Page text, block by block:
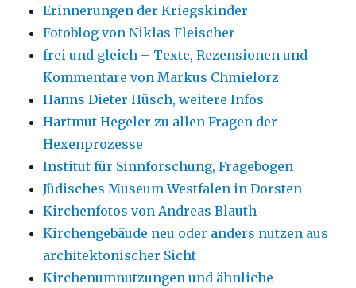
Erinnerungen der Kriegskinder
Fotoblog von Niklas Fleischer
frei und gleich – Texte, Rezensionen und
Kommentare von Markus Chmielorz
Hanns Dieter Hüsch, weitere Infos
Hartmut Hegeler zu allen Fragen der
Hexenprozesse
Institut für Sinnforschung, Fragebogen
Jüdisches Museum Westfalen in Dorsten
Kirchenfotos von Andreas Blauth
Kirchengebäude neu oder anders nutzen aus
architektonischer Sicht
Kirchenumnutzungen und ähnliche